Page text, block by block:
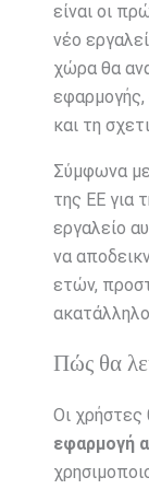
είναι οι
νέο
χώρα θα
εφαρμογής,
και τη
Σύμφωνα
της ΕΕ για
εργαλείο
να
ετών,
Πώς θα
Οι χρήστες
εφαρμογή